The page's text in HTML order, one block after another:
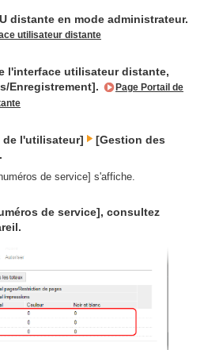
distante en mode administrateur.
utilisateur distante
l'interface utilisateur distante,
Enregistrement].
Page Portail de
de l'utilisateur]
[Gestion des
de service] s'affiche.
de service], consultez